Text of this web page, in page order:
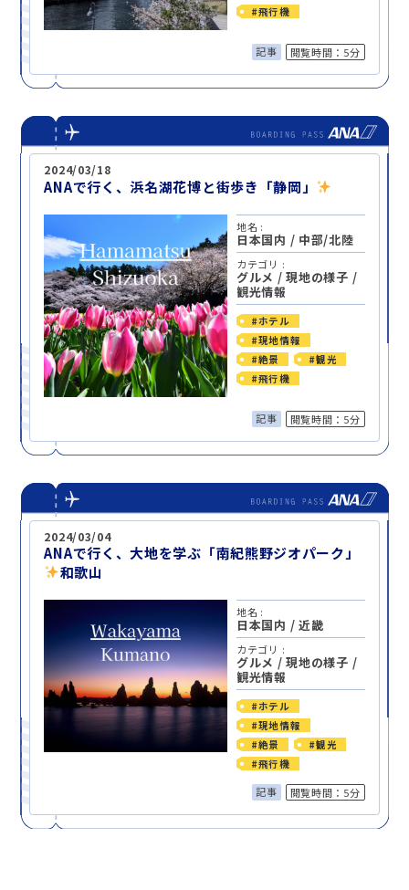
#飛行機
記事 閲覧時間：5分
2024/03/18
ANAで行く、浜名湖花博と街歩き「静岡」
地名 :
日本国内 / 中部/北陸
カテゴリ :
グルメ /現地の様子 /
観光情報
#ホテル
#現地情報
#絶景
#観光
#飛行機
記事 閲覧時間：5分
2024/03/04
ANAで行く、大地を学ぶ「南紀熊野ジオパーク」
和歌山
地名 :
日本国内 /近畿
カテゴリ :
グルメ /現地の様子 /
観光情報
#ホテル
#現地情報
#絶景
#観光
#飛行機
記事 閲覧時間：5分